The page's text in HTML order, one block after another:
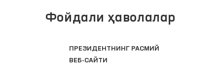
Фойдали ҳаволалар
ОЛИЙ МАЖЛИС ҚОНУНЧИЛИК
ПАЛАТАСИ